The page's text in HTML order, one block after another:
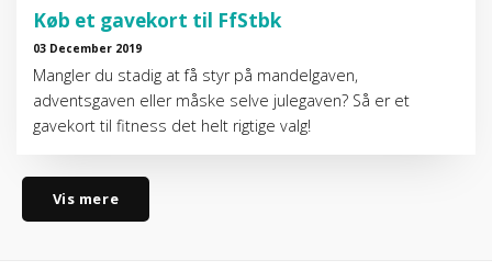
Køb et gavekort til FfStbk
03 December 2019
Mangler du stadig at få styr på mandelgaven,
adventsgaven eller måske selve julegaven? Så er et
gavekort til fitness det helt rigtige valg!
Vis mere